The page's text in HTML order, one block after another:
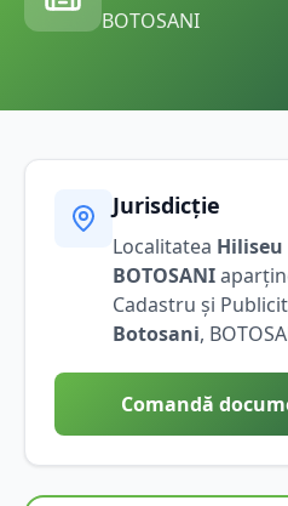
BOTOSANI
Jurisdicție
Localitatea
BOTOSANI
Cadastru și
Botosani,
Comandă